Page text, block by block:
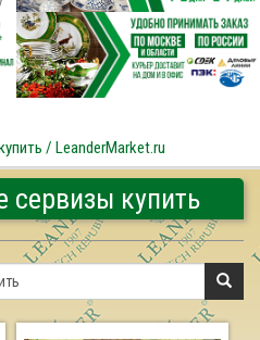
/ LeanderMarket.ru
купить